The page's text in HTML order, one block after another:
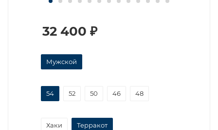
32 400 ₽
Мужской
54 52 50 46 48
Хаки Терракот